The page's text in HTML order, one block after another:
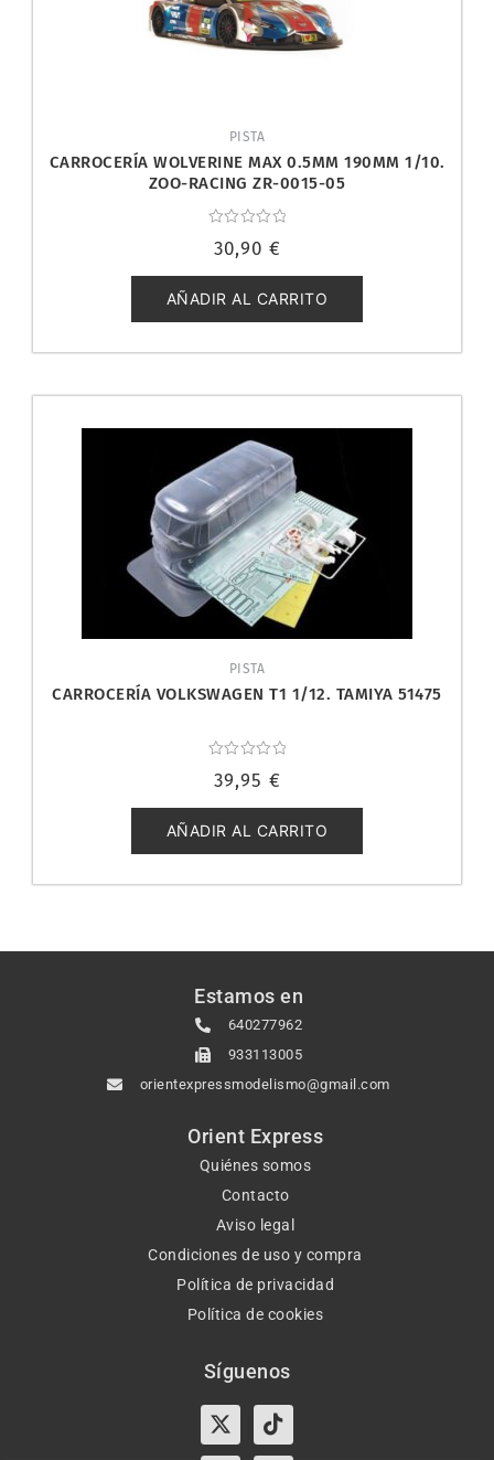
PISTA
CARROCERÍA WOLVERINE MAX 0.5MM 190MM 1/10.
ZOO-RACING ZR-0015-05
con
de
5
30,90 €
AÑADIR AL CARRITO
PISTA
CARROCERÍA VOLKSWAGEN T1 1/12. TAMIYA 51475
con
de
5
39,95 €
AÑADIR AL CARRITO
Estamos en
640277962
933113005
orientexpressmodelismo@gmail.com
Orient Express
Quiénes somos
Contacto
Aviso legal
Condiciones de uso y compra
Política de privacidad
Política de cookies
Síguenos
X-
twitter
Tiktok
InstagramFacebook